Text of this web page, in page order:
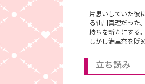
片思いしていた彼
る仙川真理だった
持ちを新たにする。
しかし満里奈を貶
立ち読み